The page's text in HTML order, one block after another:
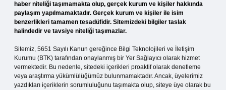
haber niteliği taşımamakta olup, gerçek kurum ve kişiler hakkında
paylaşım yapılmamaktadır. Gerçek kurum ve kişiler ile isim
benzerlikleri tamamen tesadüfidir. Sitemizdeki bilgiler taslak
halindedir ve tavsiye niteliği taşımazlar.
Sitemiz, 5651 Sayılı Kanun gereğince Bilgi Teknolojileri ve İletişim
Kurumu (BTK) tarafından onaylanmış bir Yer Sağlayıcı olarak hizmet
vermektedir. Bu nedenle, sitedeki içerikleri proaktif olarak denetleme
veya araştırma yükümlülüğümüz bulunmamaktadır. Ancak, üyelerimiz
yazdıkları içeriklerin sorumluluğunu taşımakta olup, siteye üye olarak bu